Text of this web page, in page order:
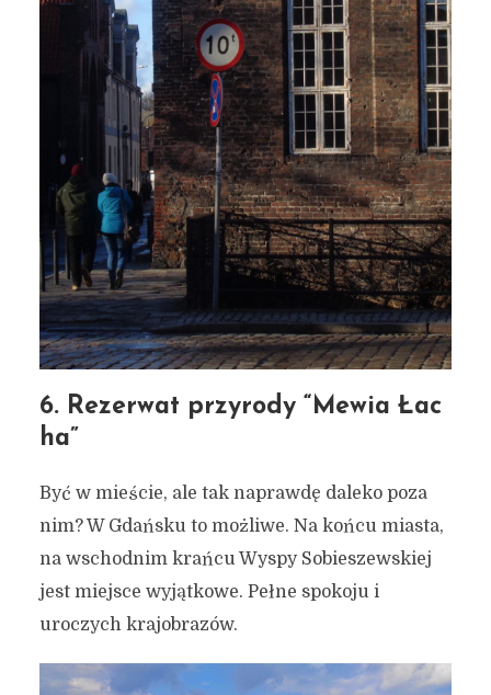
6. Rezerwat przyrody “Mewia Łac
ha”
Być w mieście, ale tak naprawdę daleko poza
nim? W Gdańsku to możliwe. Na końcu miasta,
na wschodnim krańcu Wyspy Sobieszewskiej
jest miejsce wyjątkowe. Pełne spokoju i
uroczych krajobrazów.